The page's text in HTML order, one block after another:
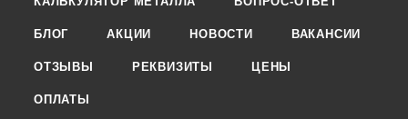
БЛОГ АКЦИИ НОВОСТИ ВАКАНСИИ
ОТЗЫВЫ РЕКВИЗИТЫ ЦЕНЫ
ОПЛАТЫ